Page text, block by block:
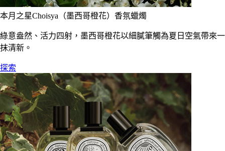
本月之星Choisya（墨西哥橙花）香氛蠟燭
綠意盎然、活力四射，墨西哥橙花以細膩筆觸為夏日空氣帶來一
抹清新。
探索